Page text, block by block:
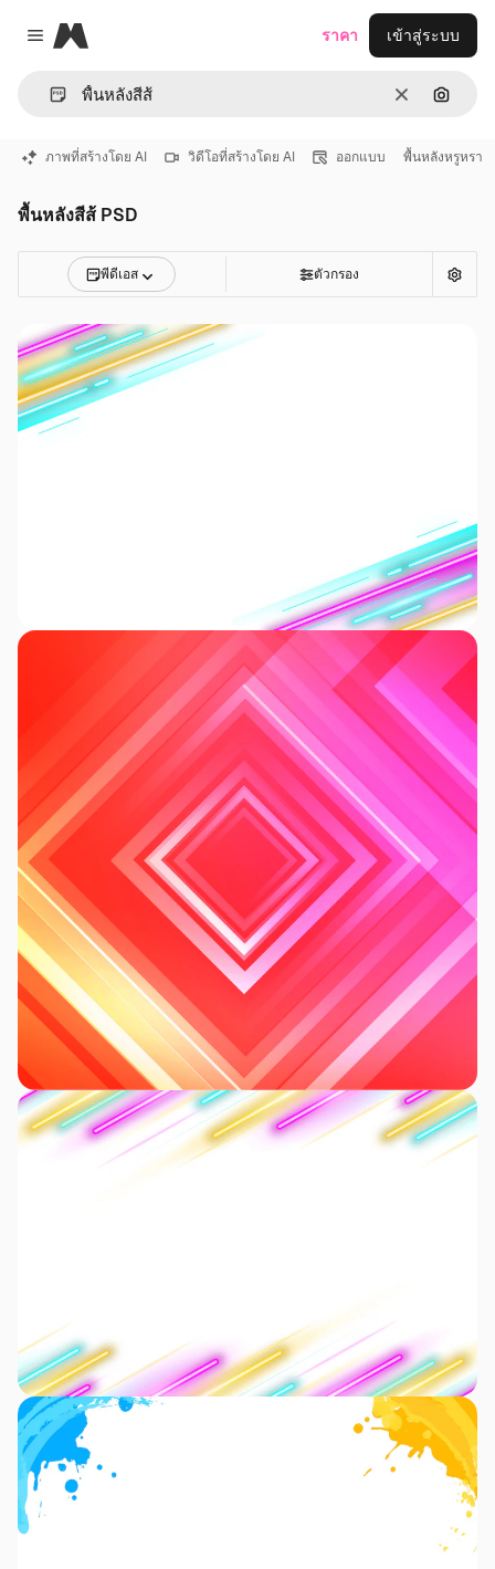
Close menu
Magnific
ชัดเจนค้นหา
ราคา เข้าสู่ระบบ
ภาพที่สร้างโดย AI วิดีโอที่สร้างโดย AI ออกแบบ พื้นหลังหรูหรา
พื้นหลังสีส้ PSD
พีดีเอส ตัวกรอง